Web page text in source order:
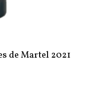
de Martel 2021